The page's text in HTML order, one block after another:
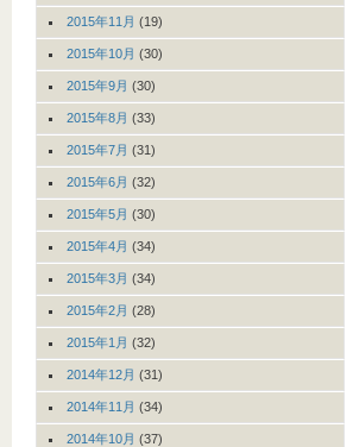
2015年11月 (19)
2015年10月 (30)
2015年9月 (30)
2015年8月 (33)
2015年7月 (31)
2015年6月 (32)
2015年5月 (30)
2015年4月 (34)
2015年3月 (34)
2015年2月 (28)
2015年1月 (32)
2014年12月 (31)
2014年11月 (34)
2014年10月 (37)